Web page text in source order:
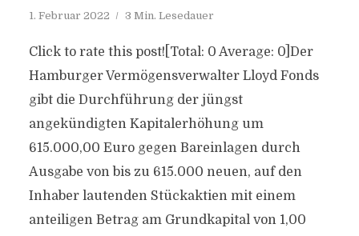
1. Februar 2022 3 Min. Lesedauer
Click to rate this post![Total: 0 Average: 0]Der
Hamburger Vermögensverwalter Lloyd Fonds
gibt die Durchführung der jüngst
angekündigten Kapitalerhöhung um
615.000,00 Euro gegen Bareinlagen durch
Ausgabe von bis zu 615.000 neuen, auf den
Inhaber lautenden Stückaktien mit einem
anteiligen Betrag am Grundkapital von 1,00